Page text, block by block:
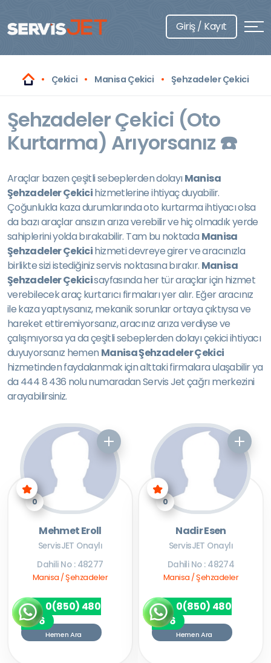
Giriş / Kayıt
Çekici Manisa Çekici Şehzadeler Çekici
Şehzadeler Çekici (Oto
Kurtarma) Arıyorsanız ☎️
Araçlar bazen çeşitli sebeplerden dolayıManisa
Şehzadeler Çekicihizmetlerine ihtiyaç duyabilir.
Çoğunlukla kaza durumlarında oto kurtarma ihtiyacı olsa
da bazı araçlar ansızın arıza verebilir ve hiç olmadık yerde
sahiplerini yolda bırakabilir. Tam bu noktada Manisa
Şehzadeler Çekicihizmeti devreye girer ve aracınızla
birlikte sizi istediğiniz servis noktasına bırakır. Manisa
Şehzadeler Çekicisayfasında her tür araçlar için hizmet
verebilecek araç kurtarıcı firmaları yer alır. Eğer aracınız
ile kaza yaptıysanız, mekanik sorunlar ortaya çıktıysa ve
hareket ettiremiyorsanız, aracınız arıza verdiyse ve
çalışmıyorsa ya da çeşitli sebeplerden dolayı çekici ihtiyacı
duyuyorsanız hemen Manisa Şehzadeler Çekici
hizmetinden faydalanmak için alttaki firmalara ulaşabilir ya
da 444 8 436 nolu numaradan Servis Jet çağrı merkezini
arayabilirsiniz.
0
Mehmet Eroll
ServisJET Onaylı
Dahili No : 48277
Manisa / Şehzadeler
0(850) 480
7256
Hemen Ara
0
Nadir Esen
ServisJET Onaylı
Dahili No : 48274
Manisa / Şehzadeler
0(850) 480
7256
Hemen Ara